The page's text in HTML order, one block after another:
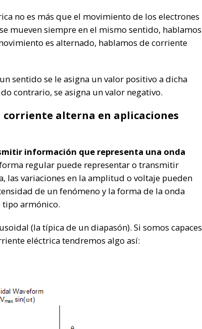
no es más que el movimiento de los electrones
mueven siempre en el mismo sentido, hablamos
es alternado, hablamos de corriente
sentido se le asigna un valor positivo a dicha
contrario, se asigna un valor negativo.
alterna en aplicaciones
información que representa una onda
regular puede representar o transmitir
las variaciones en la amplitud o voltaje pueden
de un fenómeno y la forma de la onda
armónico.
(la típica de un diapasón). Si somos capaces
eléctrica tendremos algo así: